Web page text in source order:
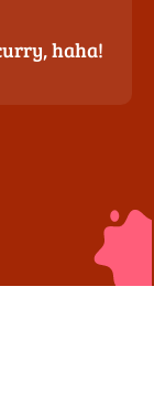
haha!